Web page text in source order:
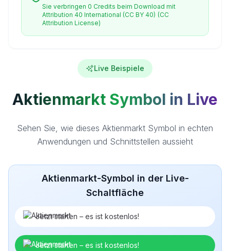
Sie verbringen 0 Credits beim Download mit
Attribution 40 International (CC BY 40) (CC
Attribution License)
Live Beispiele
Aktienmarkt Symbol in Live
Sehen Sie, wie dieses Aktienmarkt Symbol in echten
Anwendungen und Schnittstellen aussieht
Aktienmarkt-Symbol in der Live-
Schaltfläche
Jetzt starten – es ist kostenlos!
Jetzt starten – es ist kostenlos!